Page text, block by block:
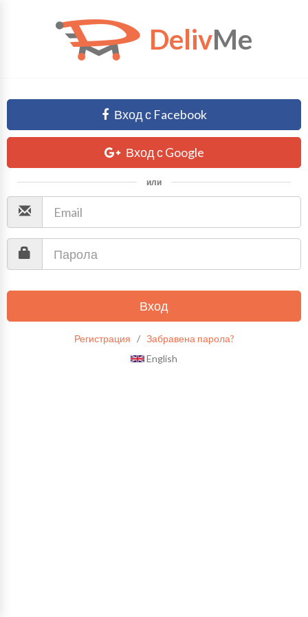
DelivMe
Вход с Facebook
Вход с Google
или
Вход
Регистрация / Забравена парола?
English